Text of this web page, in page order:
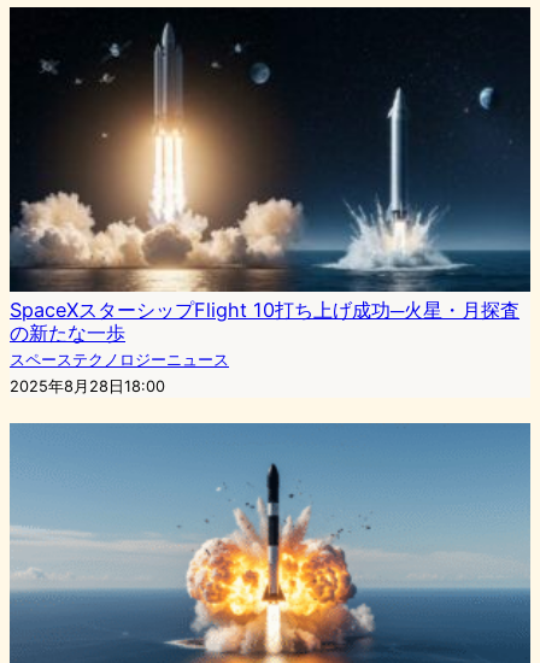
SpaceXスターシップFlight 10打ち上げ成功─火星・月探査
の新たな一歩
スペーステクノロジーニュース
2025年8月28日18:00